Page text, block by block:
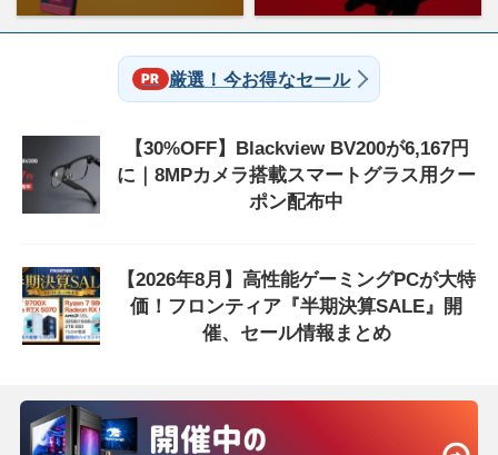
厳選！今お得なセール
【30%OFF】Blackview BV200が6,167円
に｜8MPカメラ搭載スマートグラス用クー
ポン配布中
【2026年8月】高性能ゲーミングPCが大特
価！フロンティア『半期決算SALE』開
催、セール情報まとめ